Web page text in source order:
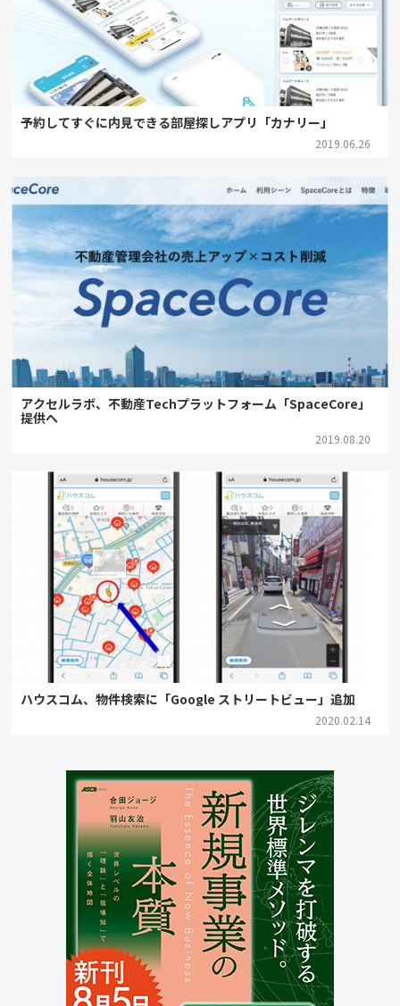
予約してすぐに内見できる部屋探しアプリ「カナリー」
2019.06.26
アクセルラボ、不動産Techプラットフォーム「SpaceCore」
提供へ
2019.08.20
ハウスコム、物件検索に「Google ストリートビュー」追加
2020.02.14